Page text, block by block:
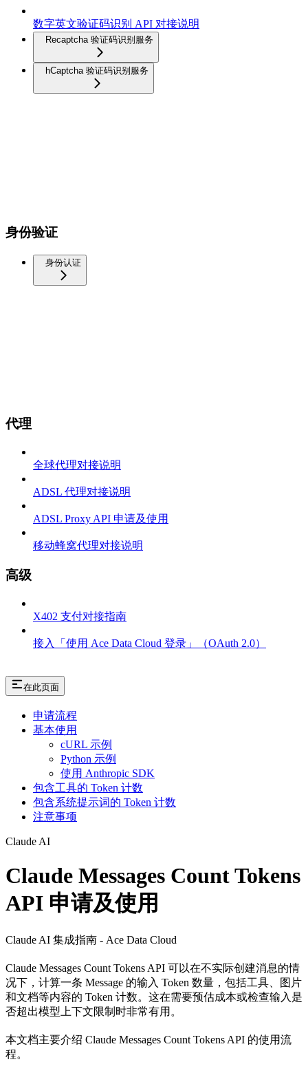
数字英文验证码识别 API 对接说明
Recaptcha 验证码识别服务
hCaptcha 验证码识别服务
身份验证
身份认证
代理
全球代理对接说明
ADSL 代理对接说明
ADSL Proxy API 申请及使用
移动蜂窝代理对接说明
高级
X402 支付对接指南
接入「使用 Ace Data Cloud 登录」（OAuth 2.0）
在此页面
申请流程
基本使用
cURL 示例
Python 示例
使用 Anthropic SDK
包含工具的 Token 计数
包含系统提示词的 Token 计数
注意事项
Claude AI
Claude Messages Count Tokens
API 申请及使用
Claude AI 集成指南 - Ace Data Cloud
Claude Messages Count Tokens API 可以在不实际创建消息的情
况下，计算一条 Message 的输入 Token 数量，包括工具、图片
和文档等内容的 Token 计数。这在需要预估成本或检查输入是
否超出模型上下文限制时非常有用。
本文档主要介绍 Claude Messages Count Tokens API 的使用流
程。